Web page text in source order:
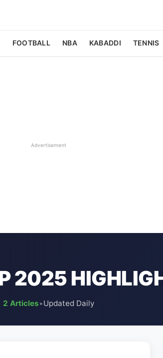
FOOTBALL NBA KABADDI TENNIS
Advertisement
2025
2 Articles•Updated Daily